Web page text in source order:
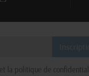
et la politique de